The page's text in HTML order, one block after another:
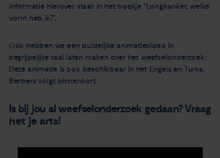
informatie hierover staat in het boekje “Longkanker, welke
vorm heb ik?”.
Ook hebben we een duidelijke animatievideo in
begrijpelijke taal laten maken over het weefselonderzoek.
Deze animatie is ook beschikbaar in het Engels en Turks.
Berbers volgt binnenkort.
Is bij jou al weefselonderzoek gedaan? Vraag
het je arts!